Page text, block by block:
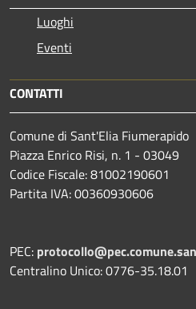
Luoghi
Eventi
CONTATTI
Comune di Sant'Elia Fiumerapido
Piazza Enrico Risi, n. 1 - 03049
Codice Fiscale: 81002190601
Partita IVA: 00360930606
PEC:
Centralino Unico: 0776-35.18.01